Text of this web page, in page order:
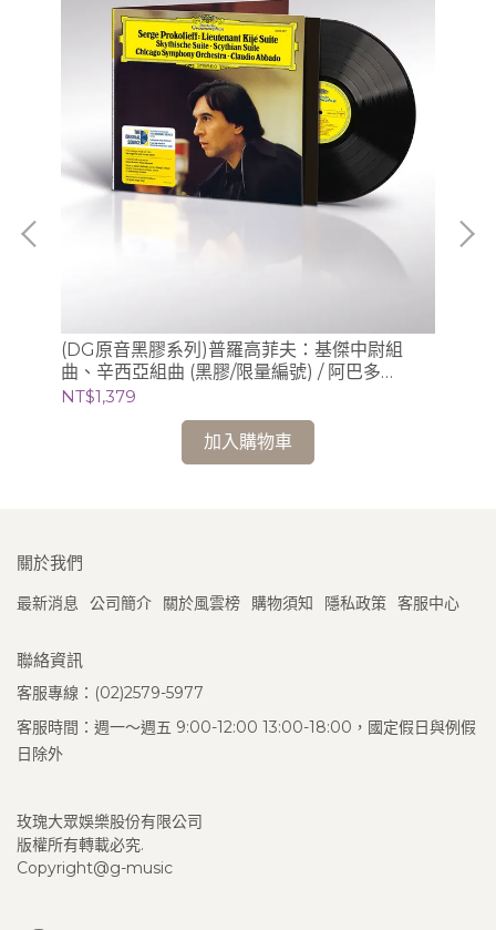
(DG原音黑膠系列)普羅高菲夫：基傑中尉組
曲、辛西亞組曲 (黑膠/限量編號) / 阿巴多
Claudio Abbado (指揮) 芝加哥交響樂團
NT$1,379
加入購物車
關於我們
最新消息 公司簡介 關於風雲榜 購物須知 隱私政策 客服中心
聯絡資訊
客服專線：(02)2579-5977
客服時間：週一～週五 9:00-12:00 13:00-18:00，國定假日與例假
日除外
玫瑰大眾娛樂股份有限公司
版權所有轉載必究.
Copyright@g-music